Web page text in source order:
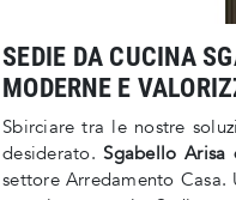
SEDIE DA CUCINA
MODERNE E
Sbirciare tra le nostre
desiderato.Sgabello Arisa
settore Arredamento